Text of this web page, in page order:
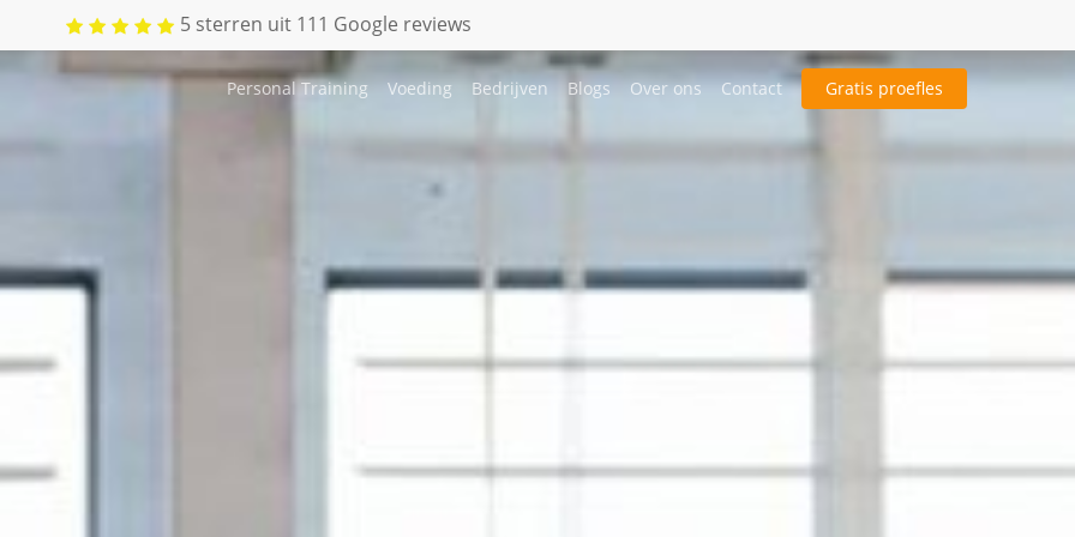
5 sterren uit 111 Google reviews
Personal Training Voeding Bedrijven Blogs Over ons Contact Gratis proefles